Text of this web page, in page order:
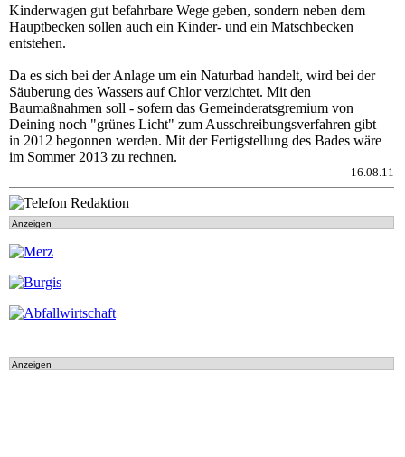
Kinderwagen gut befahrbare Wege geben, sondern neben dem
Hauptbecken sollen auch ein Kinder- und ein Matschbecken
entstehen.
Da es sich bei der Anlage um ein Naturbad handelt, wird bei der
Säuberung des Wassers auf Chlor verzichtet. Mit den
Baumaßnahmen soll - sofern das Gemeinderatsgremium von
Deining noch "grünes Licht" zum Ausschreibungsverfahren gibt –
in 2012 begonnen werden. Mit der Fertigstellung des Bades wäre
im Sommer 2013 zu rechnen.
16.08.11
Anzeigen
Anzeigen